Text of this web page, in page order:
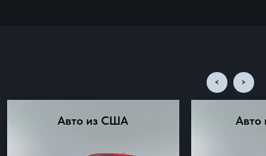
>
<
Авто
Авто из США